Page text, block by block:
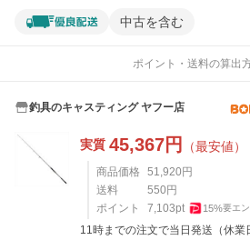
中古を含む
ポイント・送料の算出
釣具のキャスティング ヤフー店
実質 45,367円 （最安値）
商品価格 51,920 円
送料
550 円
ポイント
7,103pt 15%要エ
11時までの注文で当日発送（休業